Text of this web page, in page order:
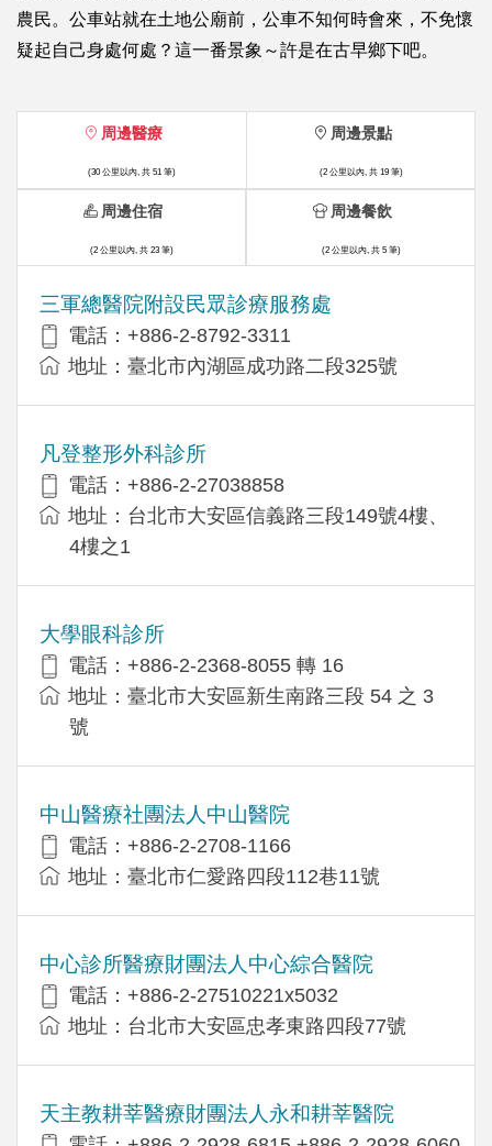
農民。公車站就在土地公廟前，公車不知何時會來，不免懷
疑起自己身處何處？這一番景象～許是在古早鄉下吧。
周邊醫療
(30 公里以內, 共 51 筆)
三軍總醫院附設民眾診療服務處
電話：+886-2-8792-3311
地址：臺北市內湖區成功路二段325號
凡登整形外科診所
電話：+886-2-27038858
地址：台北市大安區信義路三段149號4樓、
4樓之1
大學眼科診所
電話：+886-2-2368-8055 轉 16
地址：臺北市大安區新生南路三段 54 之 3
號
中山醫療社團法人中山醫院
電話：+886-2-2708-1166
地址：臺北市仁愛路四段112巷11號
中心診所醫療財團法人中心綜合醫院
電話：+886-2-27510221x5032
地址：台北市大安區忠孝東路四段77號
天主教耕莘醫療財團法人永和耕莘醫院
周邊景點
(2 公里以內, 共 19 筆)
周邊住宿
(2 公里以內, 共 23 筆)
周邊餐飲
(2 公里以內, 共 5 筆)